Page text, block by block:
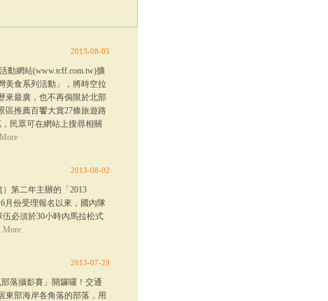
2013-08-05
動網站(www.tcff.com.tw)擴
美食系列活動」，將時空拉
來最廣，也不再侷限於北部
區推薦百饗大賞27條旅遊路
民眾可在網站上搜尋相關
More
2013-08-02
第二年主辦的「2013
月份受理報名以來，國內隊
必須於30小時內馬拉松式
More
2013-07-29
落攝影賽」開鑼囉！交通
東部海岸各角落的部落，用